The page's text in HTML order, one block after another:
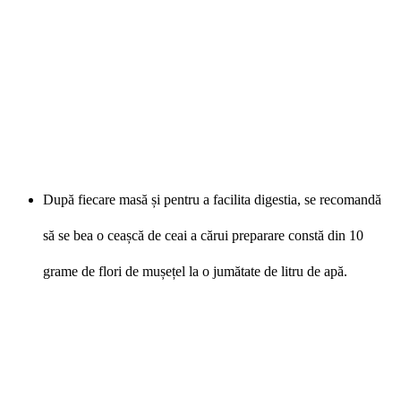
După fiecare masă și pentru a facilita digestia, se recomandă
să se bea o ceașcă de ceai a cărui preparare constă din 10
grame de flori de mușețel la o jumătate de litru de apă.